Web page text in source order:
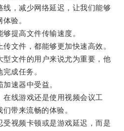
，减少网络延迟，让我们能够
验。
提高文件传输速度。
件，都能够更加快速高效。
文件的用户来说尤为重要，他
成任务。
速器中受益。
线游戏还是使用视频会议工
带来流畅的体验。
视频卡顿或是游戏延迟，而是